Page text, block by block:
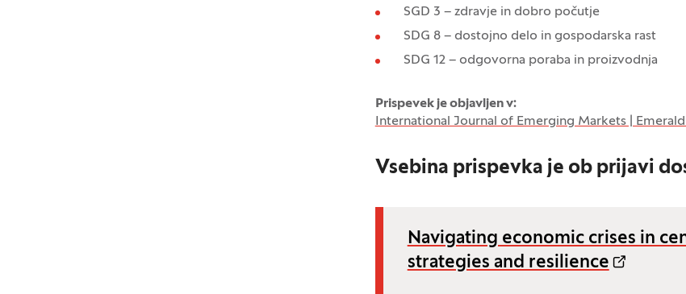
SGD 3 – zdravje in dobro počutje
SDG 8 – dostojno delo in gospodarska rast
SDG 12 – odgovorna poraba in proizvodnja
Prispevek je objavljen v:
International Journal of Emerging Markets |
Vsebina prispevka je ob prijavi
Navigating economic crises in
strategies and resilience